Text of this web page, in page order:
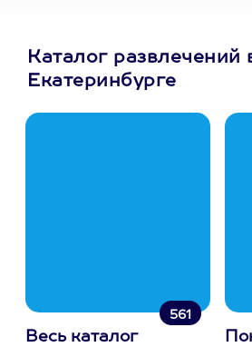
Каталог развлечений
Екатеринбурге
561
Весь каталог